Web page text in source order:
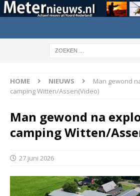
HOME NIEUWS
Man gewond
camping Witten/Assen(Video)
Man gewond na
camping Witten/
27 juni 2026